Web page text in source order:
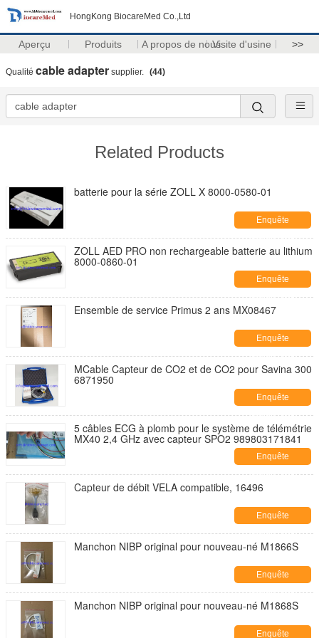
HongKong BiocareMed Co.,Ltd
Aperçu Produits A propos de nousVisite d'usine >>
Qualité cable adapter supplier. (44)
Related Products
batterie pour la série ZOLL X 8000-0580-01
Enquête
maintenant
ZOLL AED PRO non rechargeable batterie au lithium
8000-0860-01
Enquête
maintenant
Ensemble de service Primus 2 ans MX08467
Enquête
maintenant
MCable Capteur de CO2 et de CO2 pour Savina 300
6871950
Enquête
maintenant
5 câbles ECG à plomb pour le système de télémétrie
MX40 2,4 GHz avec capteur SPO2 989803171841
Enquête
maintenant
Capteur de débit VELA compatible, 16496
Enquête
maintenant
Manchon NIBP original pour nouveau-né M1866S
Enquête
maintenant
Manchon NIBP original pour nouveau-né M1868S
Enquête